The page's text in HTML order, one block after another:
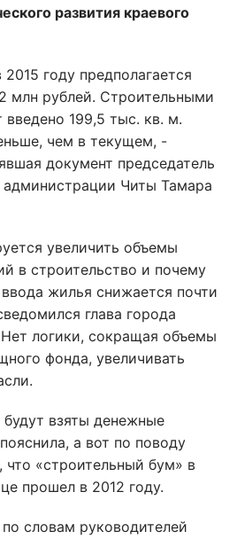
развития краевого
году предполагается
млн рублей. Строительными
введено 199,5 тыс. кв. м.
чем в текущем, -
документ председатель
Читы Тамара
увеличить объемы
в строительство и почему
жилья снижается почти
глава города
логики, сокращая объемы
фонда, увеличивать
взяты денежные
а вот по поводу
что «строительный бум» в
прошел в 2012 году.
словам руководителей